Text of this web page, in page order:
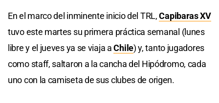
En el marco del inminente inicio del TRL,Capibaras XV
tuvo este martes su primera práctica semanal (lunes
libre y el jueves ya se viaja aChile) y, tanto jugadores
como staff, saltaron a la cancha del Hipódromo, cada
uno con la camiseta de sus clubes de origen.